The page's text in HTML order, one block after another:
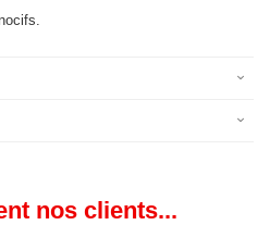
nos clients...